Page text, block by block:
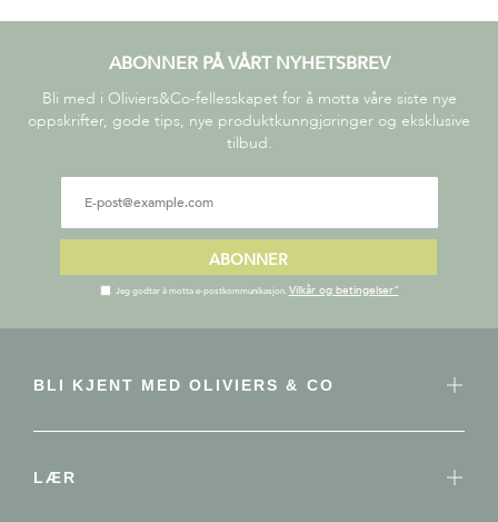
ABONNER PÅ VÅRT NYHETSBREV
Bli med i Oliviers&Co-fellesskapet for å motta våre siste nye
oppskrifter, gode tips, nye produktkunngjøringer og eksklusive
tilbud.
ABONNER
Jeg godtar å motta e-postkommunikasjon. Vilkår og betingelser"
BLI KJENT MED OLIVIERS & CO
LÆR